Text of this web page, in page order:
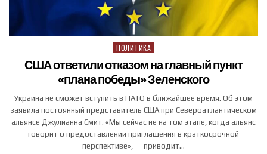
Posted in
ПОЛИТИКА
США ответили отказом на главный пункт
«плана победы» Зеленского
Украина не сможет вступить в НАТО в ближайшее время. Об этом
заявила постоянный представитель США при Североатлантическом
альянсе Джулианна Смит. «Мы сейчас не на том этапе, когда альянс
говорит о предоставлении приглашения в краткосрочной
перспективе», — приводит…